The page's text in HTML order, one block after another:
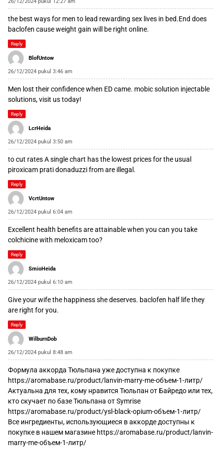
26/12/2024 pukul 12:27 am
the best ways for men to lead rewarding sex lives in bed.End does
baclofen cause weight gain will be right online.
Reply
BlofUntow
26/12/2024 pukul 3:46 am
Men lost their confidence when ED came. mobic solution injectable
solutions, visit us today!
Reply
LcrHeida
26/12/2024 pukul 3:50 am
to cut rates A single chart has the lowest prices for the usual
piroxicam prati donaduzzifrom are illegal.
Reply
VcrtUntow
26/12/2024 pukul 6:04 am
Excellent health benefits are attainable when you can you take
colchicine with meloxicamtoo?
Reply
SmioHeida
26/12/2024 pukul 6:10 am
Give your wife the happiness she deserves. baclofen half lifethey
are right for you.
Reply
WilburnDob
26/12/2024 pukul 8:48 am
Формула аккорда Тюльпана уже доступна к покупке
https://aromabase.ru/product/lanvin-marry-me-объем-1-литр/
Актуальна для тех, кому нравится Тюльпан от Байредо или тех,
кто скучает по базе Тюльпана от Symrise
https://aromabase.ru/product/ysl-black-opium-объем-1-литр/
Все ингредиенты, использующиеся в аккорде доступны к
покупке в нашем магазине https://aromabase.ru/product/lanvin-
marry-me-объем-1-литр/